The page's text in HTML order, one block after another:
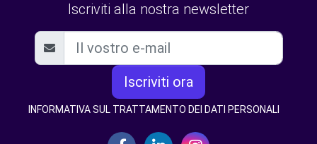
Iscriviti alla nostra newsletter
Iscriviti ora
INFORMATIVA SUL TRATTAMENTO DEI DATI PERSONALI